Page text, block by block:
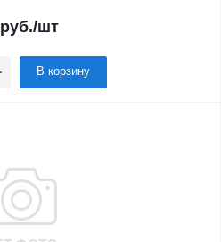
руб./шт
В корзину